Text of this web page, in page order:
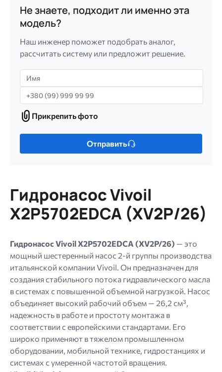
Не знаете, подходит ли именно эта
модель?
Наш инженер поможет подобрать аналог,
рассчитать систему или предложит решение.
Имя
Телефон
Прикрепить
фото
Прикрепить фото
Только
МБ.
Допустимые
типы:
jpg
jpeg
png.
Отправить
Гидронасос Vivoil
X2P5702EDCA (XV2P/26)
Гидронасос Vivoil X2P5702EDCA (XV2P/26) — это
мощный шестеренный насос 2-й группы производства
итальянской компании Vivoil. Он предназначен для
создания стабильного потока гидравлического масла
в системах с повышенной объемной нагрузкой. Насос
объединяет высокий рабочий объем — 26,2 см³,
надежность в работе и простоту монтажа в
соответствии с европейскими стандартами. Его
широко применяют в тяжелом промышленном
оборудовании, мобильной технике, гидростанциях и
системах с умеренной частотой вращения.